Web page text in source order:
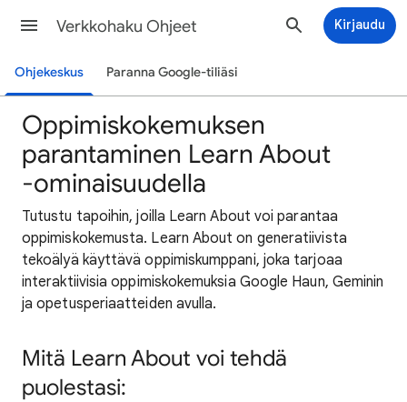
Verkkohaku Ohjeet Kirjaudu
Ohjekeskus Paranna Google-tiliäsi
Oppimiskokemuksen
parantaminen Learn About
‐ominaisuudella
Tutustu tapoihin, joilla Learn About voi parantaa
oppimiskokemusta. Learn About on generatiivista
tekoälyä käyttävä oppimiskumppani, joka tarjoaa
interaktiivisia oppimiskokemuksia Google Haun, Geminin
ja opetusperiaatteiden avulla.
Mitä Learn About voi tehdä
puolestasi: